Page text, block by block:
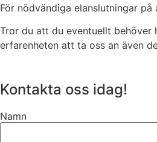
För nödvändiga elanslutningar
Tror du att du eventuellt behöver
erfarenheten att ta oss an även
Kontakta oss idag!
Namn